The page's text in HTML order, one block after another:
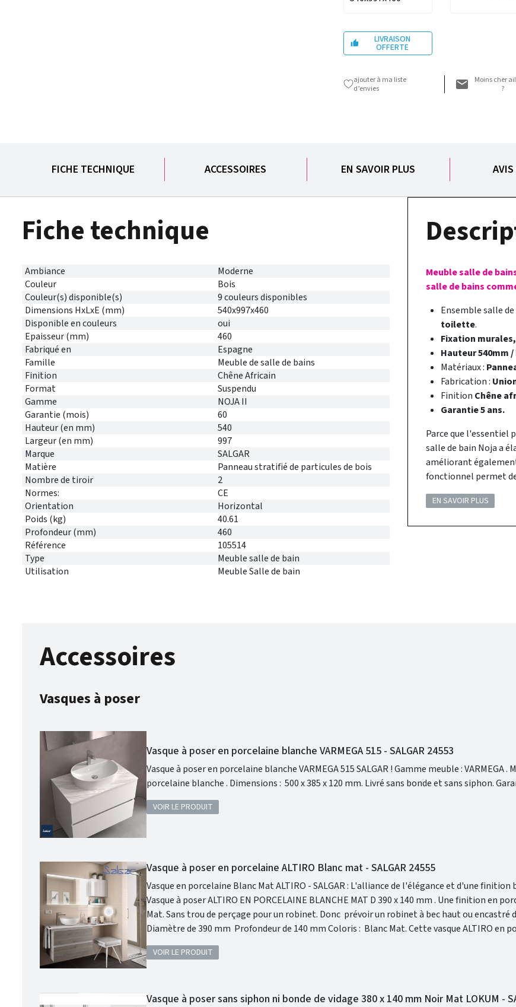
 LIVRAISON
OFFERTE
ajouter à ma liste
d’envies
Moins cher
?
FICHE TECHNIQUE ACCESSOIRES EN SAVOIR PLUS
Fiche technique
Ambiance
Moderne
Couleur
Bois
Couleur(s) disponible(s)
9 couleurs disponibles
Dimensions HxLxE (mm)
540x997x460
Disponible en couleurs
oui
Epaisseur (mm)
460
Fabriqué en
Espagne
Famille
Meuble de salle de bains
Finition
Chêne Africain
Format
Suspendu
Gamme
NOJA II
Garantie (mois)
60
Hauteur (en mm)
540
Largeur (en mm)
997
Marque
SALGAR
Matière
Panneau stratifié de particules de bois
Nombre de tiroir
2
Normes:
CE
Orientation
Horizontal
Poids (kg)
40.61
Profondeur (mm)
460
Référence
105514
Type
Meuble salle de bain
Utilisation
Meuble Salle de bain
Meuble salle de
salle de bains
Ensemble salle
toilette.
Fixation
Hauteur 540mm
Matériaux :
Fabrication :
Finition Chêne
Garantie 5 ans.
Parce que l'essentiel
salle de bain Noja a
améliorant
fonctionnel permet
EN SAVOIR PLUS
Accessoires
Vasques à poser
Vasque à poser en porcelaine blanche VARMEGA 515 - SALGAR 24553
Vasque à poser en porcelaine blanche VARMEGA 515 SALGAR ! Gamme meuble : VARMEGA . Matière :
porcelaine blanche .
VOIR LE PRODUIT
Vasque à poser en porcelaine ALTIRO Blanc mat - SALGAR 24555
Vasque en porcelaine Blanc Mat ALTIRO - SALGAR : L'alliance de l'élégance et d'une
Vasque à poser ALTIRO EN PORCELAINE BLANCHE MAT D 390 x 140 mm . Une finition en porcelaine blanche
Mat. Sans trou de perçage pour un robinet. Donc prévoir un robinet à bec haut ou encastré dans le mur.
Diamètre de 390 mm Profondeur de 140 mm Coloris : Blanc Mat. Cette vasque ALTIRO en porcelaine
blanche se caractérise par sa finition mate et réunit les caractéristiques qui en feront la
votre salle de bains.
VOIR LE PRODUIT
Vasque à poser sans siphon ni bonde de vidage 380 x 140 mm Noir Mat LOKUM -